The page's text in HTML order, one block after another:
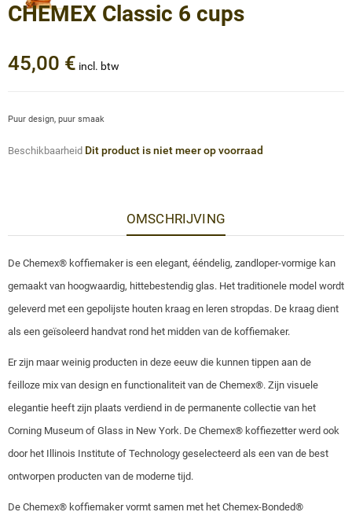
CHEMEX Classic 6 cups
45,00 € incl. btw
Puur design, puur smaak
Beschikbaarheid Dit product is niet meer op voorraad
OMSCHRIJVING
De Chemex® koffiemaker is een elegant, ééndelig, zandloper-vormige kan
gemaakt van hoogwaardig, hittebestendig glas. Het traditionele model wordt
geleverd met een gepolijste houten kraag en leren stropdas. De kraag dient
als een geïsoleerd handvat rond het midden van de koffiemaker.
Er zijn maar weinig producten in deze eeuw die kunnen tippen aan de
feilloze mix van design en functionaliteit van de Chemex®. Zijn visuele
elegantie heeft zijn plaats verdiend in de permanente collectie van het
Corning Museum of Glass in New York. De Chemex® koffiezetter werd ook
door het Illinois Institute of Technology geselecteerd als een van de best
ontworpen producten van de moderne tijd.
De Chemex® koffiemaker vormt samen met het Chemex-Bonded®